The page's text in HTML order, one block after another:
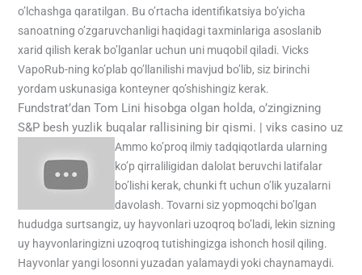
o’lchashga qaratilgan. Bu o’rtacha identifikatsiya bo’yicha
sanoatning o’zgaruvchanligi haqidagi taxminlariga asoslanib
xarid qilish kerak bo’lganlar uchun uni muqobil qiladi. Vicks
VapoRub-ning ko’plab qo’llanilishi mavjud bo’lib, siz birinchi
yordam uskunasiga konteyner qo’shishingiz kerak.
Fundstrat’dan Tom Lini hisobga olgan holda, o’zingizning
S&P besh yuzlik buqalar rallisining bir qismi. | viks casino uz
Ammo ko’proq ilmiy tadqiqotlarda ularning
ko’p qirraliligidan dalolat beruvchi latifalar
bo’lishi kerak, chunki ft uchun o’lik yuzalarni
davolash. Tovarni siz yopmoqchi bo’lgan
hududga surtsangiz, uy hayvonlari uzoqroq bo’ladi, lekin sizning
uy hayvonlaringizni uzoqroq tutishingizga ishonch hosil qiling.
Hayvonlar yangi losonni yuzadan yalamaydi yoki chaynamaydi.